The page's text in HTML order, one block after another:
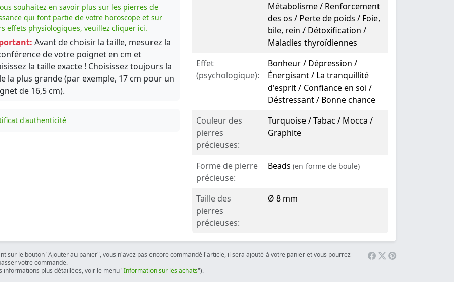
souhaitez en savoir plus sur les pierres de
qui font partie de votre horoscope et sur
effets physiologiques, veuillez cliquer ici.
Avant de choisir la taille, mesurez la
de votre poignet en cm et
la taille exacte ! Choisissez toujours la
la plus grande (par exemple, 17 cm pour un
de 16,5 cm).
d'authenticité
Métabolisme / Renforcement
des os / Perte de poids / Foie,
bile, rein / Détoxification /
Maladies thyroïdiennes
Effet
(psychologique):
Bonheur / Dépression /
Énergisant / La tranquillité
d'esprit / Confiance en soi /
Déstressant / Bonne chance
Couleur des
pierres
précieuses:
Turquoise / Tabac / Mocca /
Graphite
Forme de pierre
précieuse:
Beads (en forme de boule)
Taille des
pierres
précieuses:
Ø 8 mm
sur le bouton "Ajouter au panier", vous n'avez pas encore commandé l'article, il sera ajouté à votre panier et vous pourrez
votre commande.
informations plus détaillées, voir le menu "Information sur les achats").